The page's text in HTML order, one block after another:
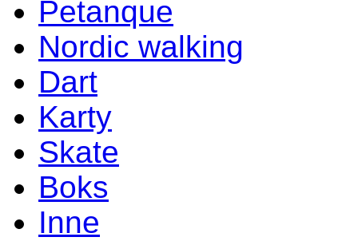
Petanque
Nordic walking
Dart
Karty
Skate
Boks
Inne